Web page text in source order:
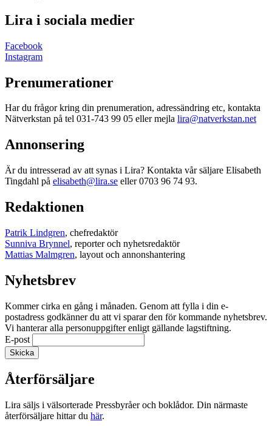
Lira i sociala medier
Facebook
Instagram
Prenumerationer
Har du frågor kring din prenumeration, adressändring etc, kontakta
Nätverkstan på tel 031-743 99 05 eller mejla lira@natverkstan.net
Annonsering
Är du intresserad av att synas i Lira? Kontakta vår säljare Elisabeth
Tingdahl på elisabeth@lira.se eller 0703 96 74 93.
Redaktionen
Patrik Lindgren, chefredaktör
Sunniva Brynnel, reporter och nyhetsredaktör
Mattias Malmgren, layout och annonshantering
Nyhetsbrev
Kommer cirka en gång i månaden. Genom att fylla i din e-
postadress godkänner du att vi sparar den för kommande nyhetsbrev.
Vi hanterar alla personuppgifter enligt gällande lagstiftning.
E-post
Återförsäljare
Lira säljs i välsorterade Pressbyråer och boklådor. Din närmaste
återförsäljare hittar du här.